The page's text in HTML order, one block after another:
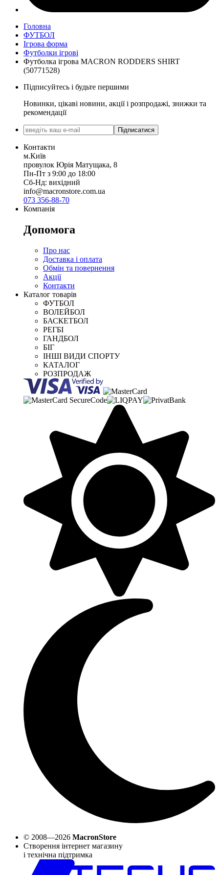
Головна
ФУТБОЛ
Ігрова форма
Футболки ігрові
Футболка ігрова MACRON RODDERS SHIRT
(50771528)
Підписуйтесь і будьте першими
Новинки, цікаві новини, акції і розпродажі, знижки та
рекомендації
Підписатися
Контакти
м.Київ
провулок Юрія Матущака, 8
Пн-Пт з 9:00 до 18:00
Сб-Нд: вихідний
info@macronstore.com.ua
073 356-88-70
Компанія
Допомога
Про нас
Доставка і оплата
Обмін та повернення
Акції
Контакти
Каталог товарів
ФУТБОЛ
ВОЛЕЙБОЛ
БАСКЕТБОЛ
РЕГБІ
ГАНДБОЛ
БІГ
ІНШІ ВИДИ СПОРТУ
КАТАЛОГ
РОЗПРОДАЖ
© 2008—2026 MacronStore
Створення інтернет магазину
і технічна підтримка